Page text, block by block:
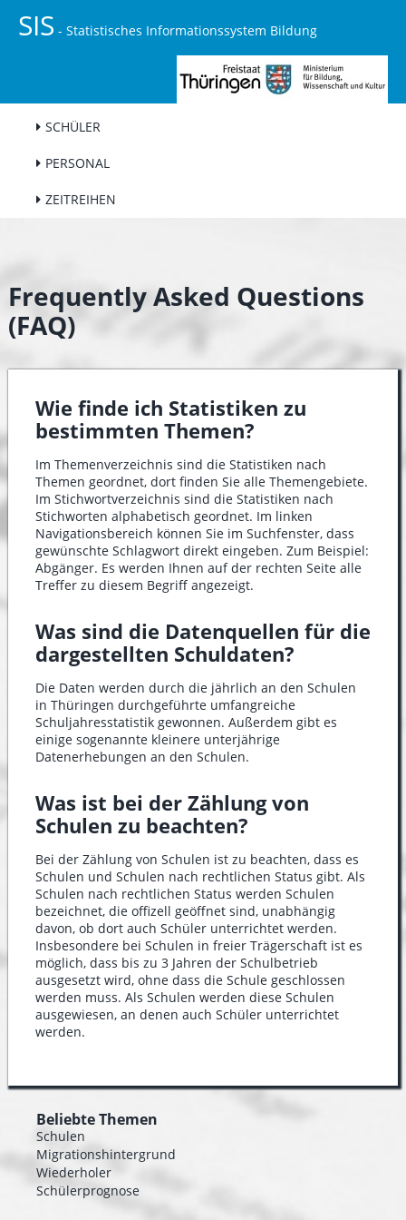
SIS - Statistisches Informationssystem Bildung
STARTSEITE
STATISTISCHES SCHULPORTRÄT
SCHÜLER
PERSONAL
ZEITREIHEN
Frequently Asked Questions
(FAQ)
Wie finde ich Statistiken zu
bestimmten Themen?
Im Themenverzeichnis sind die Statistiken nach
Themen geordnet, dort finden Sie alle Themengebiete.
Im Stichwortverzeichnis sind die Statistiken nach
Stichworten alphabetisch geordnet. Im linken
Navigationsbereich können Sie im Suchfenster, dass
gewünschte Schlagwort direkt eingeben. Zum Beispiel:
Abgänger. Es werden Ihnen auf der rechten Seite alle
Treffer zu diesem Begriff angezeigt.
Was sind die Datenquellen für die
dargestellten Schuldaten?
Die Daten werden durch die jährlich an den Schulen
in Thüringen durchgeführte umfangreiche
Schuljahresstatistik gewonnen. Außerdem gibt es
einige sogenannte kleinere unterjährige
Datenerhebungen an den Schulen.
Was ist bei der Zählung von
Schulen zu beachten?
Bei der Zählung von Schulen ist zu beachten, dass es
Schulen und Schulen nach rechtlichen Status gibt. Als
Schulen nach rechtlichen Status werden Schulen
bezeichnet, die offizell geöffnet sind, unabhängig
davon, ob dort auch Schüler unterrichtet werden.
Insbesondere bei Schulen in freier Trägerschaft ist es
möglich, dass bis zu 3 Jahren der Schulbetrieb
ausgesetzt wird, ohne dass die Schule geschlossen
werden muss. Als Schulen werden diese Schulen
ausgewiesen, an denen auch Schüler unterrichtet
werden.
Beliebte Themen
Schulen
Migrationshintergrund
Wiederholer
Schülerprognose